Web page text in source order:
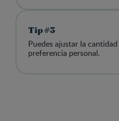
Tip #3
Puedes ajustar la
preferencia personal.